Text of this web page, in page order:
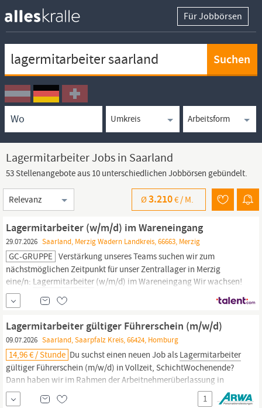
Für Jobbörsen
Ortssuche
Umkreissuche
Arbeitsform
Lagermitarbeiter Jobs in Saarland
53 Stellenangebote aus 10 unterschiedlichen Jobbörsen gebündelt.
Sortierung
Ø3.210€ / M.
Lagermitarbeiter (w/m/d) im Wareneingang
29.07.2026 Saarland, Merzig Wadern Landkreis, 66663, Merzig
GC-GRUPPE Verstärkung unseres Teams suchen wir zum
nächstmöglichen Zeitpunkt für unser Zentrallager in Merzig
eine/n: Lagermitarbeiter (w/m/d) im Wareneingang Wir wachsen!
Ab 2028 entsteht in Ensdorf ein neuer, hochmoderner
Logistikstandort, der neue Maßstäbe setzen wird. Gestalten Sie
den Weg mit uns! Darum geht es konkret: Sorgfältige Kontrolle
der
Lagermitarbeiter gültiger Führerschein (m/w/d)
09.07.2026 Saarland, Saarpfalz Kreis, 66424, Homburg
14,96 € / Stunde Du suchst einen neuen Job als Lagermitarbeiter
gültiger Führerschein (m/w/d) in Vollzeit, SchichtWochenende?
Dann haben wir im Rahmen der Arbeitnehmerüberlassung in
Homburg den passenden Job für Dich! Unsere Benefits für Dich
Abschlagszahlungen Als Arbeitgeber sind wir über die Arbeitszeit
1